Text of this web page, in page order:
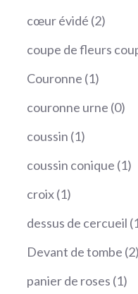
produit
cœur évidé 22
coupe de fleurs
Couronne 11
produit
couronne urne 00
coussin 11
produit
coussin conique 11
croix 11
produit
dessus de cercueil
Devant de tombe 22
panier de roses 11